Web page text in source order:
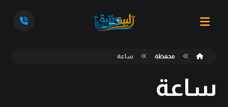
محفظة ساعة
ساعة